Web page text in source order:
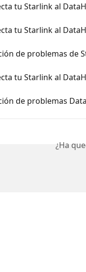
tu Starlink al
tu Starlink al
de problemas de
tu Starlink al
de problemas
¿Ha